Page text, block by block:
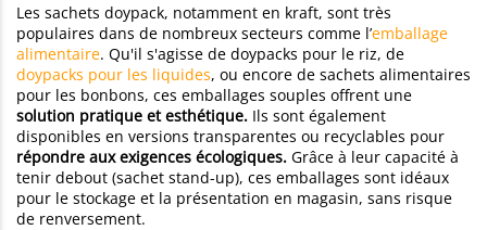
Les sachets doypack, notamment en kraft, sont très
populaires dans de nombreux secteurs comme l’emballage
alimentaire. Qu'il s'agisse de doypacks pour le riz, de
doypacks pour les liquides, ou encore de sachets alimentaires
pour les bonbons, ces emballages souples offrent une
solution pratique et esthétique. Ils sont également
disponibles en versions transparentes ou recyclables pour
répondre aux exigences écologiques. Grâce à leur capacité à
tenir debout (sachet stand-up), ces emballages sont idéaux
pour le stockage et la présentation en magasin, sans risque
de renversement.